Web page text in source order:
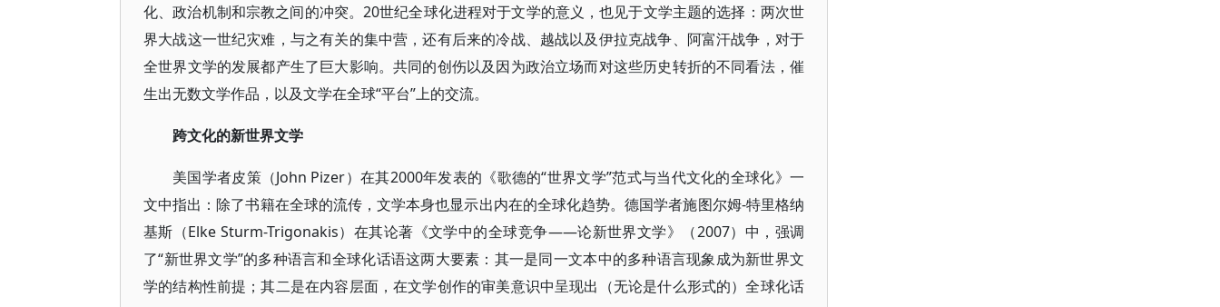
化、政治机制和宗教之间的冲突。20世纪全球化进程对于文学的意义，也见于文学主题的选择：两次世
界大战这一世纪灾难，与之有关的集中营，还有后来的冷战、越战以及伊拉克战争、阿富汗战争，对于
全世界文学的发展都产生了巨大影响。共同的创伤以及因为政治立场而对这些历史转折的不同看法，催
生出无数文学作品，以及文学在全球“平台”上的交流。
跨文化的新世界文学
美国学者皮策（John Pizer）在其2000年发表的《歌德的“世界文学”范式与当代文化的全球化》一
文中指出：除了书籍在全球的流传，文学本身也显示出内在的全球化趋势。德国学者施图尔姆-特里格纳
基斯（Elke Sturm-Trigonakis）在其论著《文学中的全球竞争——论新世界文学》（2007）中，强调
了“新世界文学”的多种语言和全球化话语这两大要素：其一是同一文本中的多种语言现象成为新世界文
学的结构性前提；其二是在内容层面，在文学创作的审美意识中呈现出（无论是什么形式的）全球化话